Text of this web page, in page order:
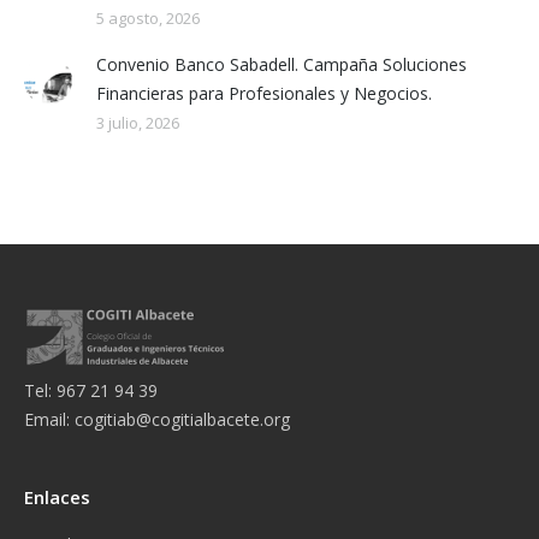
5 agosto, 2026
Convenio Banco Sabadell. Campaña Soluciones
Financieras para Profesionales y Negocios.
3 julio, 2026
Tel: 967 21 94 39
Email: cogitiab@cogitialbacete.org
Enlaces